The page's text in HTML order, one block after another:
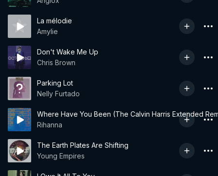
La mélodie
Amylie
Don't Wake Me Up
Chris Brown
Parking Lot
Nelly Furtado
Where Have You Been (The Calvin Harris Extended
Rihanna
The Earth Plates Are Shifting
Young Empires